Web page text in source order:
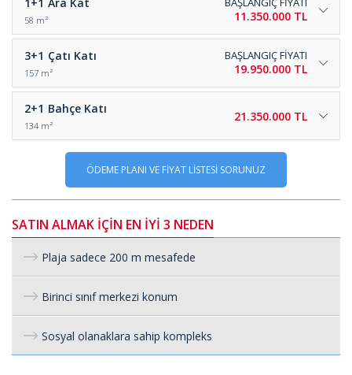
58 m² 11.350.000 TL
3+1 Çatı Katı
157 m²
BAŞLANGIÇ FİYATI
19.950.000 TL
2+1 Bahçe Katı
134 m²
21.350.000 TL
ÖDEME PLANI VE FİYAT LİSTESİ SORUNUZ
SATIN ALMAK İÇİN EN İYİ 3 NEDEN
Plaja sadece 200 m mesafede
Birinci sınıf merkezi konum
Sosyal olanaklara sahip kompleks